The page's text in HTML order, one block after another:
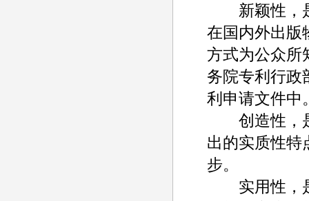
新颖性，是
在国内外出版
方式为公众所
务院专利行政
利申请文件中
创造性，是
出的实质性特
步。
实用性，是